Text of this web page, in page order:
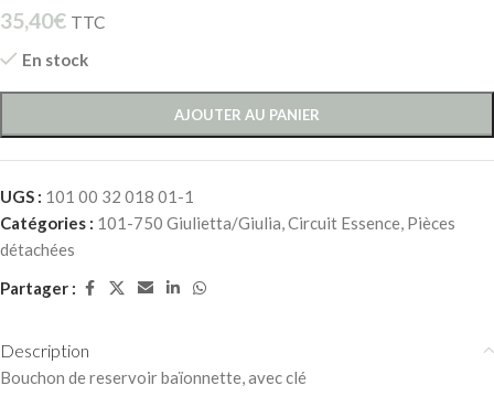
35,40€ TTC
En stock
AJOUTER AU PANIER
UGS : 101 00 32 018 01-1
Catégories : 101-750 Giulietta/Giulia,Circuit Essence, Pièces
détachées
Partager :
Description
Bouchon de reservoir baïonnette, avec clé